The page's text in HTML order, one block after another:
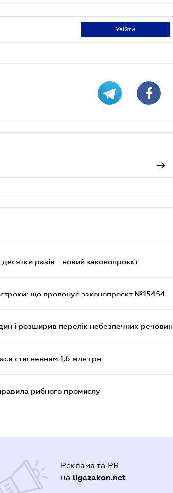
увійти
разів - новий законопроєкт
що пропонує законопроєкт №15454
і розширив перелік небезпечних речовин
стягненням 1,6 млн грн
рибного промислу
Реклама та PR
на ligazakon.net